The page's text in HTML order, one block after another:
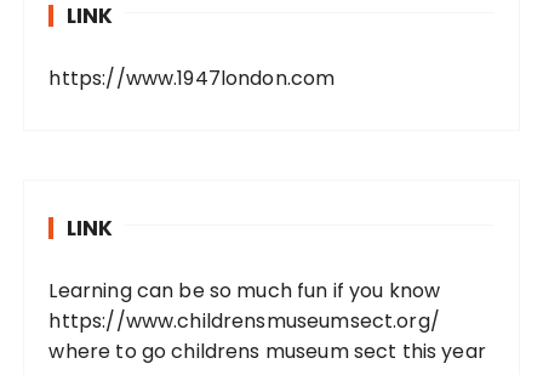
LINK
https://www.1947london.com
LINK
Learning can be so much fun if you know
https://www.childrensmuseumsect.org/
where to go childrens museum sect this year